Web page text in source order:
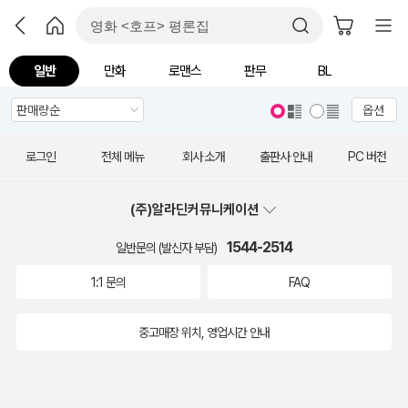
일반 만화 로맨스 판무 BL
옵션
로그인 전체 메뉴 회사 소개 출판사 안내 PC 버전
(주)알라딘커뮤니케이션
일반문의 (발신자 부담) 1544-2514
1:1 문의 FAQ
중고매장 위치, 영업시간 안내